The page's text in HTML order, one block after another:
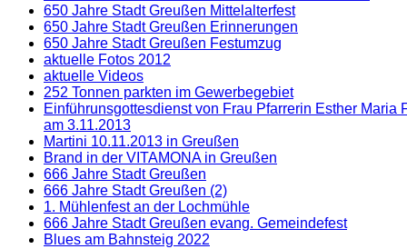
650 Jahre Stadt Greußen Mittelalterfest
650 Jahre Stadt Greußen Erinnerungen
650 Jahre Stadt Greußen Festumzug
aktuelle Fotos 2012
aktuelle Videos
252 Tonnen parkten im Gewerbegebiet
Einführunsgottesdienst von Frau Pfarrerin Esther Maria
am 3.11.2013
Martini 10.11.2013 in Greußen
Brand in der VITAMONA in Greußen
666 Jahre Stadt Greußen
666 Jahre Stadt Greußen (2)
1. Mühlenfest an der Lochmühle
666 Jahre Stadt Greußen evang. Gemeindefest
Blues am Bahnsteig 2022